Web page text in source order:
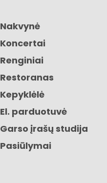
Nakvynė
Koncertai
Renginiai
Restoranas
Kepyklėlė
El. parduotuvė
Garso įrašų studija
Pasiūlymai